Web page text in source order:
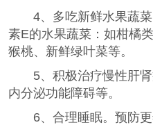
4、多吃新鲜水果蔬菜
素E的水果蔬菜：如柑橘
猴桃、新鲜绿叶菜等。
5、积极治疗慢性肝肾
内分泌功能障碍等。
6、合理睡眠。预防更